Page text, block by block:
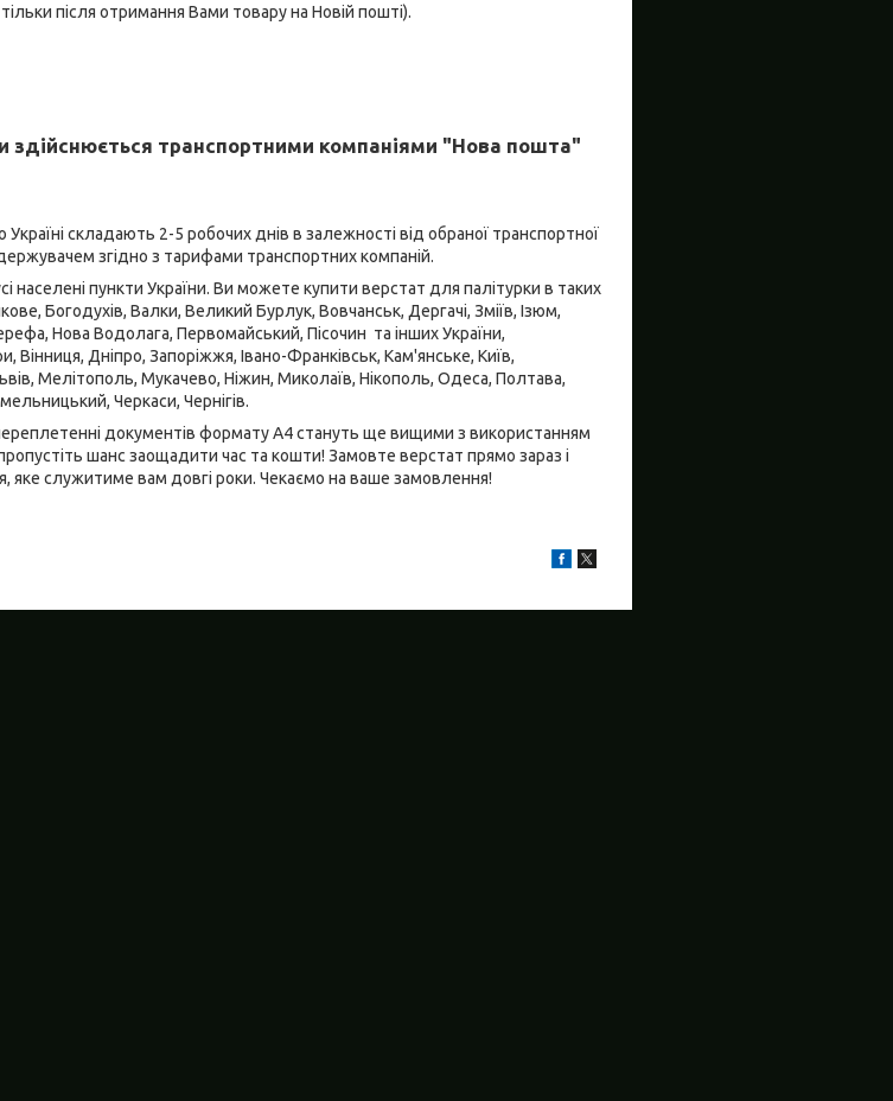
після отримання Вами товару на Новій пошті).
здійснюється транспортними компаніями "Нова пошта"
складають 2-5 робочих днів в залежності від обраної транспортної
згідно з тарифами транспортних компаній.
населені пункти України. Ви можете купити верстат для палітурки в таких
Богодухів, Валки, Великий Бурлук, Вовчанськ, Дергачі, Зміїв, Ізюм,
Нова Водолага, Первомайський, Пісочин та інших України,
Дніпро, Запоріжжя, Івано-Франківськ, Кам'янське, Київ,
Мелітополь, Мукачево, Ніжин, Миколаїв, Нікополь, Одеса, Полтава,
Черкаси, Чернігів.
документів формату А4 стануть ще вищими з використанням
шанс заощадити час та кошти! Замовте верстат прямо зараз і
яке служитиме вам довгі роки. Чекаємо на ваше замовлення!